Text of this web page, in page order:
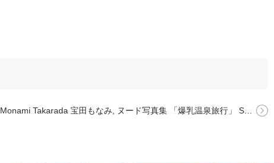
Monami Takarada 宝田もなみ, ヌード写真集 「爆乳温泉旅行」 Set.03